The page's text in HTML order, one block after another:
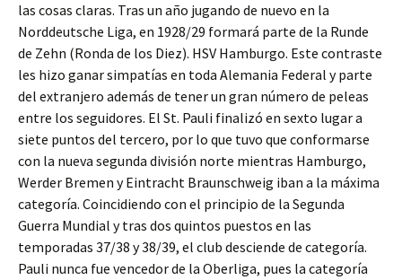
las cosas claras. Tras un año jugando de nuevo en la
Norddeutsche Liga, en 1928/29 formará parte de la Runde
de Zehn (Ronda de los Diez). HSV Hamburgo. Este contraste
les hizo ganar simpatías en toda Alemania Federal y parte
del extranjero además de tener un gran número de peleas
entre los seguidores. El St. Pauli finalizó en sexto lugar a
siete puntos del tercero, por lo que tuvo que conformarse
con la nueva segunda división norte mientras Hamburgo,
Werder Bremen y Eintracht Braunschweig iban a la máxima
categoría. Coincidiendo con el principio de la Segunda
Guerra Mundial y tras dos quintos puestos en las
temporadas 37/38 y 38/39, el club desciende de categoría.
Pauli nunca fue vencedor de la Oberliga, pues la categoría